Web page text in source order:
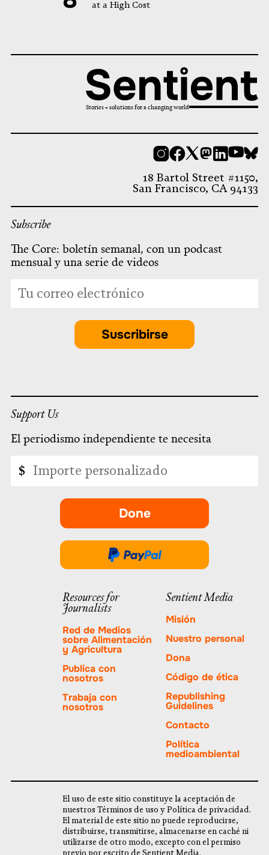
at a High Cost
Stories + solutions for a changing world
Instagram
FacebookMastodon
18 Bartol Street #1150,
San Francisco, CA 94133
Subscribe
The Core: boletín semanal, con un podcast
mensual y una serie de videos
indicates
Dirección
de
Suscribirse
Support Us
El periodismo independiente te necesita
Importe
personalizado
$
Done
-
abre
en
nueva
pestaña.
Done
través
PayPal
Resources for
Journalists
Red de Medios
sobre Alimentación
y Agricultura
Publica con
nosotros
Trabaja con
nosotros
Sentient Media
Misión
Nuestro personal
Dona
Código de ética
Republishing
Guidelines
Contacto
Política
medioambiental
El uso de este sitio constituye la aceptación de
nuestros Términos de uso y Política de privacidad.
El material de este sitio no puede reproducirse,
distribuirse, transmitirse, almacenarse en caché ni
utilizarse de otro modo, excepto con el permiso
previo por escrito de Sentient Media.